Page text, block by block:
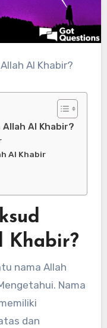
Al Khabir?
Al Khabir
Khabir?
nama Allah
Nama
dan